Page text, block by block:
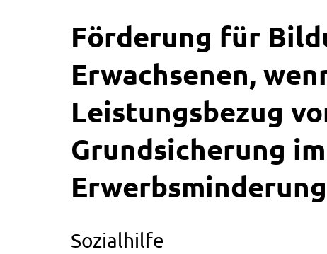
Förderung für
Erwachsenen,
Leistungsbezug
Grundsicherung
Sozialhilfe